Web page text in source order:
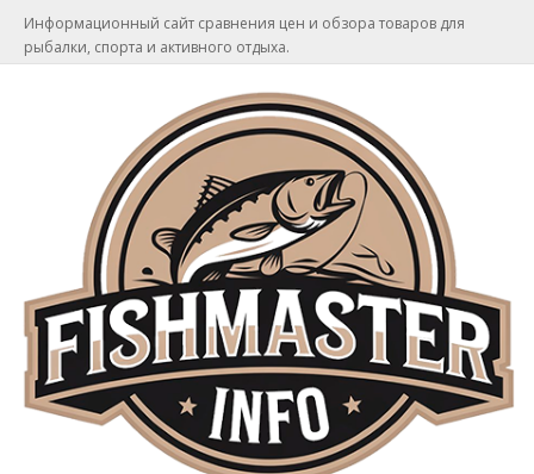
Информационный сайт сравнения цен и обзора товаров для
рыбалки, спорта и активного отдыха.